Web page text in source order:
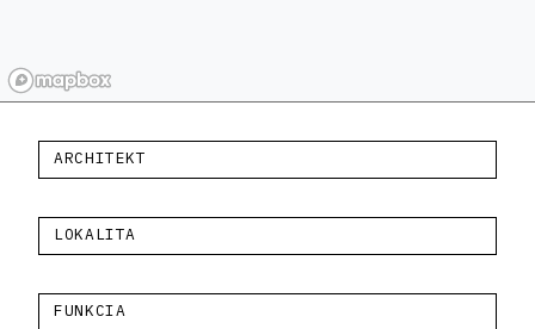
ARCHITEKT
LOKALITA
FUNKCIA